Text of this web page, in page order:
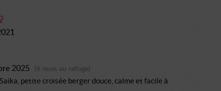
2025 (6 mois au refuge)
petite croisée berger douce, calme et facile à